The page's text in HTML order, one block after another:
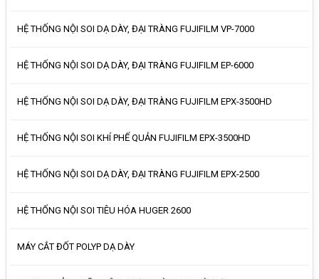
HỆ THỐNG NỘI SOI DẠ DÀY, ĐẠI TRÀNG FUJIFILM VP-7000
HỆ THỐNG NỘI SOI DẠ DÀY, ĐẠI TRÀNG FUJIFILM EP-6000
HỆ THỐNG NỘI SOI DẠ DÀY, ĐẠI TRÀNG FUJIFILM EPX-3500HD
HỆ THỐNG NỘI SOI KHÍ PHẾ QUẢN FUJIFILM EPX-3500HD
HỆ THỐNG NỘI SOI DẠ DÀY, ĐẠI TRÀNG FUJIFILM EPX-2500
HỆ THỐNG NỘI SOI TIÊU HÓA HUGER 2600
MÁY CẮT ĐỐT POLYP DẠ DÀY